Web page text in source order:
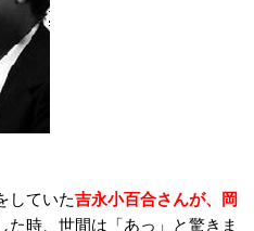
していた吉永小百合さんが、岡
た時、世間は「あっ」と驚きま